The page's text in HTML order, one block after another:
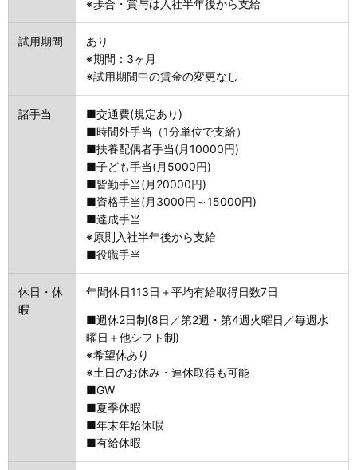
※歩合・賞与は入社半年後から支給
試用期間
あり
※期間：3ヶ月
※試用期間中の賃金の変更なし
諸手当
■交通費(規定あり)
■時間外手当（1分単位で支給）
■扶養配偶者手当(月10000円)
■子ども手当(月5000円)
■皆勤手当(月20000円)
■資格手当(月3000円～15000円)
■達成手当
※原則入社半年後から支給
■役職手当
休日・休
暇
年間休日113日＋平均有給取得日数7日
■週休2日制(8日／第2週・第4週火曜日／毎週水
曜日＋他シフト制)
※希望休あり
※土日のお休み・連休取得も可能
■GW
■夏季休暇
■年末年始休暇
■有給休暇